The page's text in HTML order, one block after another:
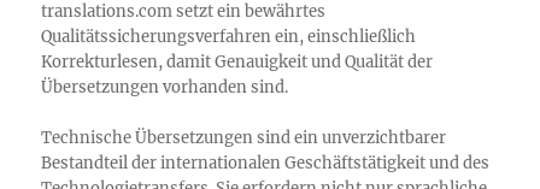
translations.com setzt ein bewährtes
Qualitätssicherungsverfahren ein, einschließlich
Korrekturlesen, damit Genauigkeit und Qualität der
Übersetzungen vorhanden sind.
Technische Übersetzungen sind ein unverzichtbarer
Bestandteil der internationalen Geschäftstätigkeit und des